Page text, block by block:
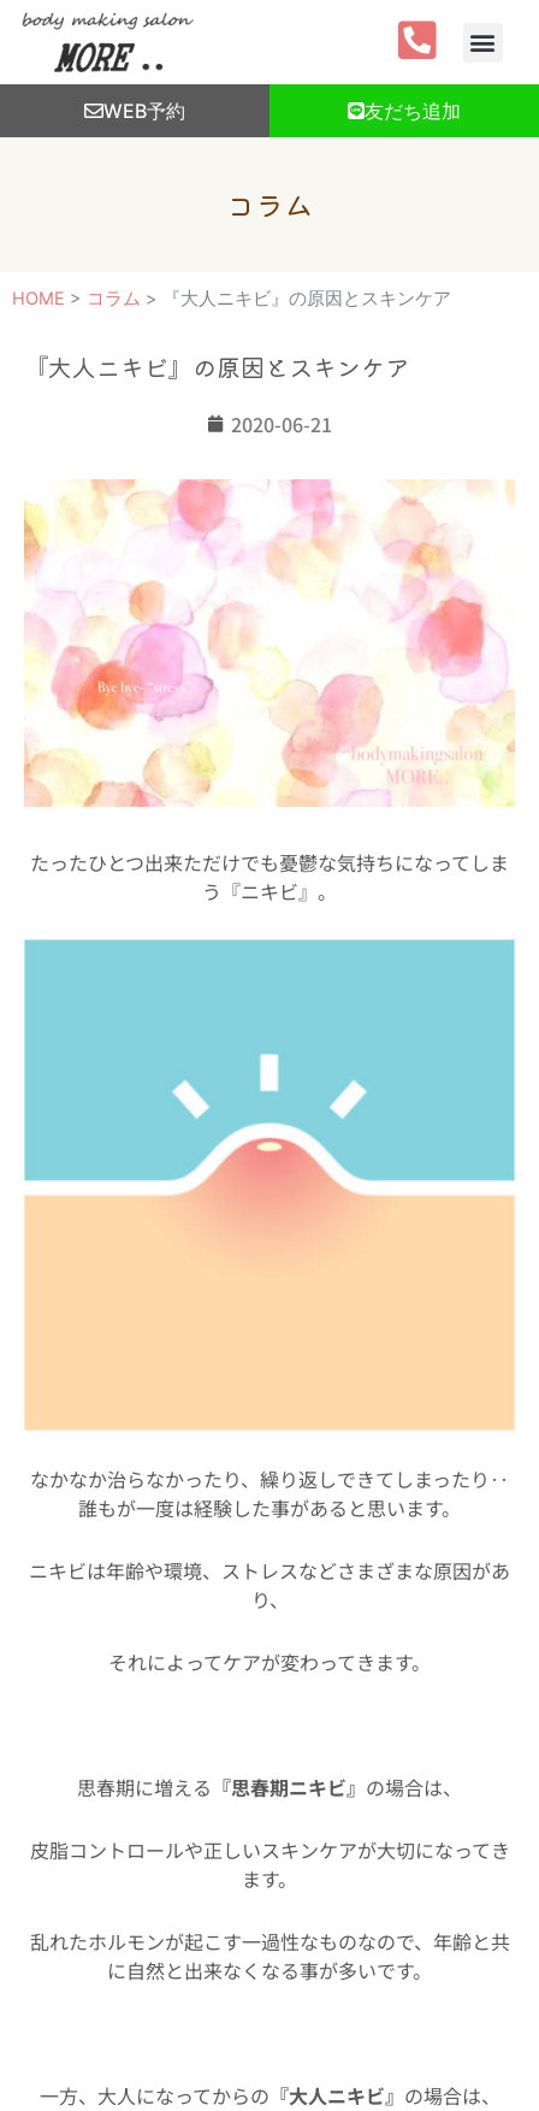
WEB予約 友だち追加
コラム
HOME > コラム > 『大人ニキビ』の原因とスキンケア
『大人ニキビ』の原因とスキンケア
2020-06-21
たったひとつ出来ただけでも憂鬱な気持ちになってしま
う『ニキビ』。
なかなか治らなかったり、繰り返しできてしまったり‥
誰もが一度は経験した事があると思います。
ニキビは年齢や環境、ストレスなどさまざまな原因があ
り、
それによってケアが変わってきます。
思春期に増える 『思春期ニキビ』 の場合は、
皮脂コントロールや正しいスキンケアが大切になってき
ます。
乱れたホルモンが起こす一過性なものなので、年齢と共
に自然と出来なくなる事が多いです。
一方、大人になってからの 『大人ニキビ』 の場合は、